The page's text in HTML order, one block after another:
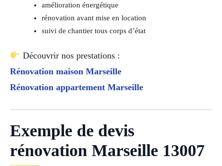
amélioration énergétique
rénovation avant mise en location
suivi de chantier tous corps d’état
Découvrir nos prestations :
Rénovation maison Marseille
Rénovation appartement Marseille
Exemple de devis
rénovation Marseille 13007